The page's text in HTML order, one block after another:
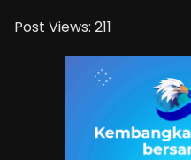
Post Views: 211